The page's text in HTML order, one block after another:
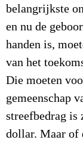
belangrijkste
en nu de
handen is,
van het
Die moeten
gemeenschap
streefbedrag is
dollar. Maar of